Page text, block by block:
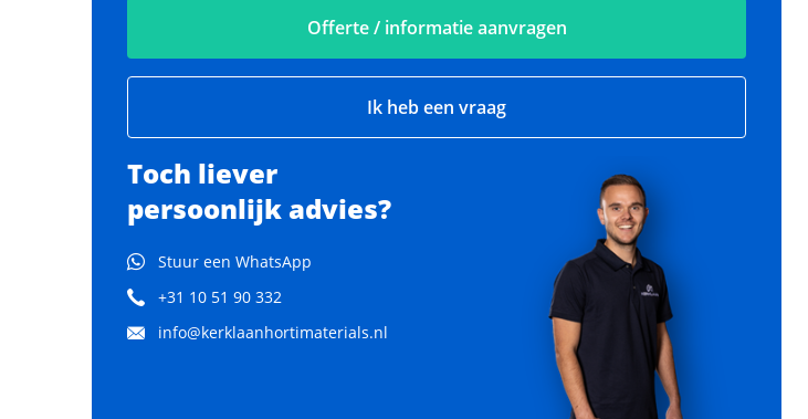
Offerte / informatie aanvragen
Ik heb een vraag
Toch liever
persoonlijk advies?
Stuur een WhatsApp
+31 10 51 90 332
info@kerklaanhortimaterials.nl